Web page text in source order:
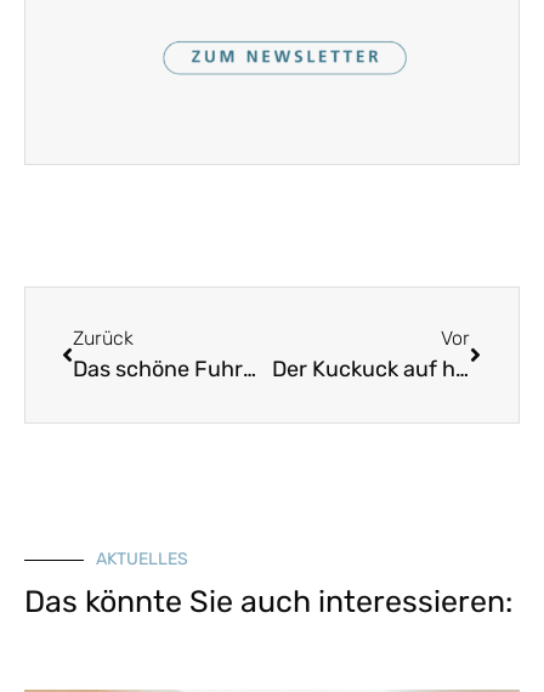
Zurück
Das schöne Fuhrmannsleben
Vor
Der Kuckuck auf hohem Birabaum saß
AKTUELLES
Das könnte Sie auch interessieren: